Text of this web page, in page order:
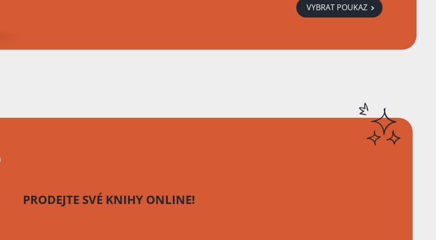
VYBRAT POUKAZ
PRODEJTE SVÉ KNIHY ONLINE!